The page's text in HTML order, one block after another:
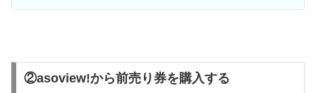
②asoview!から前売り券を購入する